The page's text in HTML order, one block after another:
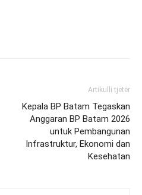
Artikulli tjetër
Kepala BP Batam Tegaskan
Anggaran BP Batam 2026
untuk Pembangunan
Infrastruktur, Ekonomi dan
Kesehatan